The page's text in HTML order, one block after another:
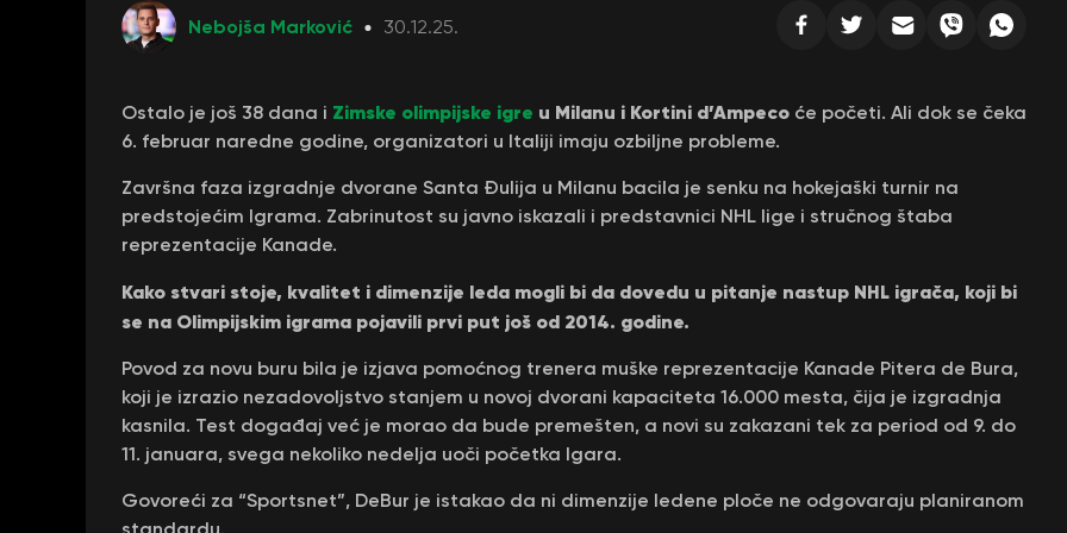
Nebojša Marković 30.12.25.
Ostalo je još 38 dana i Zimske olimpijske igre u Milanu i Kortini d’Ampeco će početi. Ali dok se čeka
6. februar naredne godine, organizatori u Italiji imaju ozbiljne probleme.
Završna faza izgradnje dvorane Santa Đulija u Milanu bacila je senku na hokejaški turnir na
predstojećim Igrama. Zabrinutost su javno iskazali i predstavnici NHL lige i stručnog štaba
reprezentacije Kanade.
Kako stvari stoje, kvalitet i dimenzije leda mogli bi da dovedu u pitanje nastup NHL igrača, koji bi
se na Olimpijskim igrama pojavili prvi put još od 2014. godine.
Povod za novu buru bila je izjava pomoćnog trenera muške reprezentacije Kanade Pitera de Bura,
koji je izrazio nezadovoljstvo stanjem u novoj dvorani kapaciteta 16.000 mesta, čija je izgradnja
kasnila. Test događaj već je morao da bude premešten, a novi su zakazani tek za period od 9. do
11. januara, svega nekoliko nedelja uoči početka Igara.
Govoreći za “Sportsnet”, DeBur je istakao da ni dimenzije ledene ploče ne odgovaraju planiranom
standardu.